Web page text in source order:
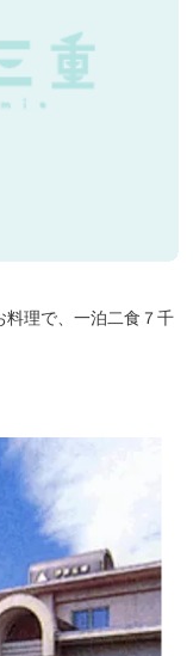
料理で、一泊二食７千